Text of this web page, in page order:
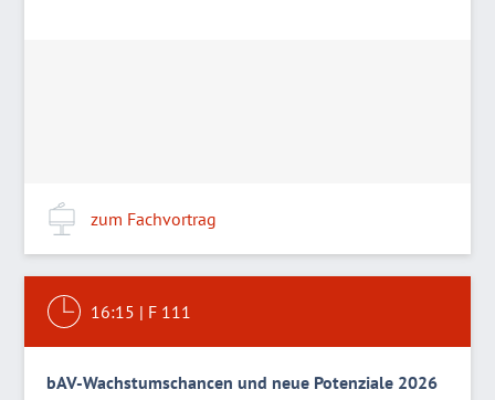
zum Fachvortrag
16:15 | F 111
bAV-Wachstumschancen und neue Potenziale 2026